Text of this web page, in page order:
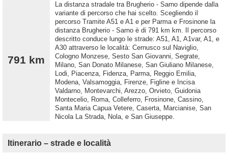
791 km
La distanza stradale tra Brugherio - Sarno dipende dalla
variante di percorso che hai scelto. Scegliendo il
percorso Tramite A51 e A1 e per Parma e Frosinone la
distanza Brugherio - Sarno è di 791 km km. Il percorso
descritto conduce lungo le strade: A51, A1, A1var, A1, e
A30 attraverso le località: Cernusco sul Naviglio,
Cologno Monzese, Sesto San Giovanni, Segrate,
Milano, San Donato Milanese, San Giuliano Milanese,
Lodi, Piacenza, Fidenza, Parma, Reggio Emilia,
Modena, Valsamoggia, Firenze, Figline e Incisa
Valdarno, Montevarchi, Arezzo, Orvieto, Guidonia
Montecelio, Roma, Colleferro, Frosinone, Cassino,
Santa Maria Capua Vetere, Caserta, Marcianise, San
Nicola La Strada, Nola, e San Giuseppe.
Itinerario – strade e località